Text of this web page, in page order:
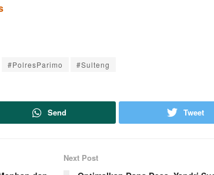
#PolresParimo #Sulteng
Send Tweet
Next Post